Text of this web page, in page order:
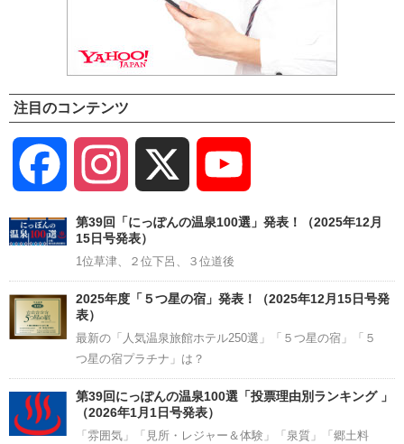
注目のコンテンツ
Facebook Instagram
Channel
第39回「にっぽんの温泉100選」発表！（2025年12月
15日号発表）
1位草津、２位下呂、３位道後
2025年度「５つ星の宿」発表！（2025年12月15日号発
表）
最新の「人気温泉旅館ホテル250選」「５つ星の宿」「５
つ星の宿プラチナ」は？
第39回にっぽんの温泉100選「投票理由別ランキング 」
（2026年1月1日号発表）
「雰囲気」「見所・レジャー＆体験」「泉質」「郷土料